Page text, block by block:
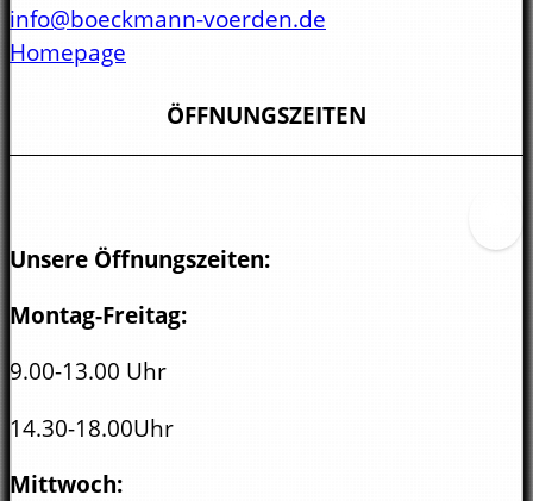
info@boeckmann-voerden.de
Homepage
ÖFFNUNGSZEITEN
Unsere Öffnungszeiten:
Montag-Freitag:
9.00-13.00 Uhr
14.30-18.00Uhr
Mittwoch: